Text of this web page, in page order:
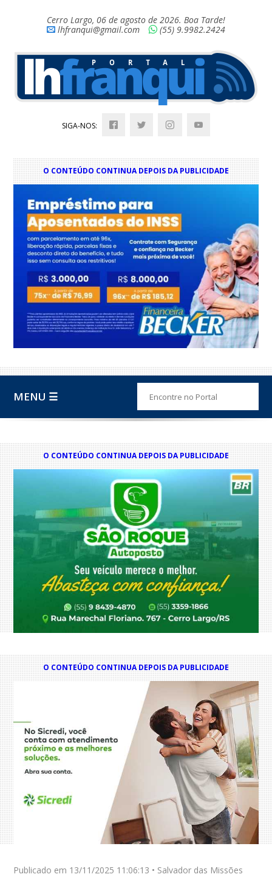
Cerro Largo, 06 de agosto de 2026. Boa Tarde!
lhfranqui@gmail.com
(55) 9.9982.2424
SIGA-NOS:
O CONTEÚDO CONTINUA DEPOIS DA PUBLICIDADE
MENU ☰
O CONTEÚDO CONTINUA DEPOIS DA PUBLICIDADE
O CONTEÚDO CONTINUA DEPOIS DA PUBLICIDADE
Publicado em 13/11/2025 11:06:13 • Salvador das Missões